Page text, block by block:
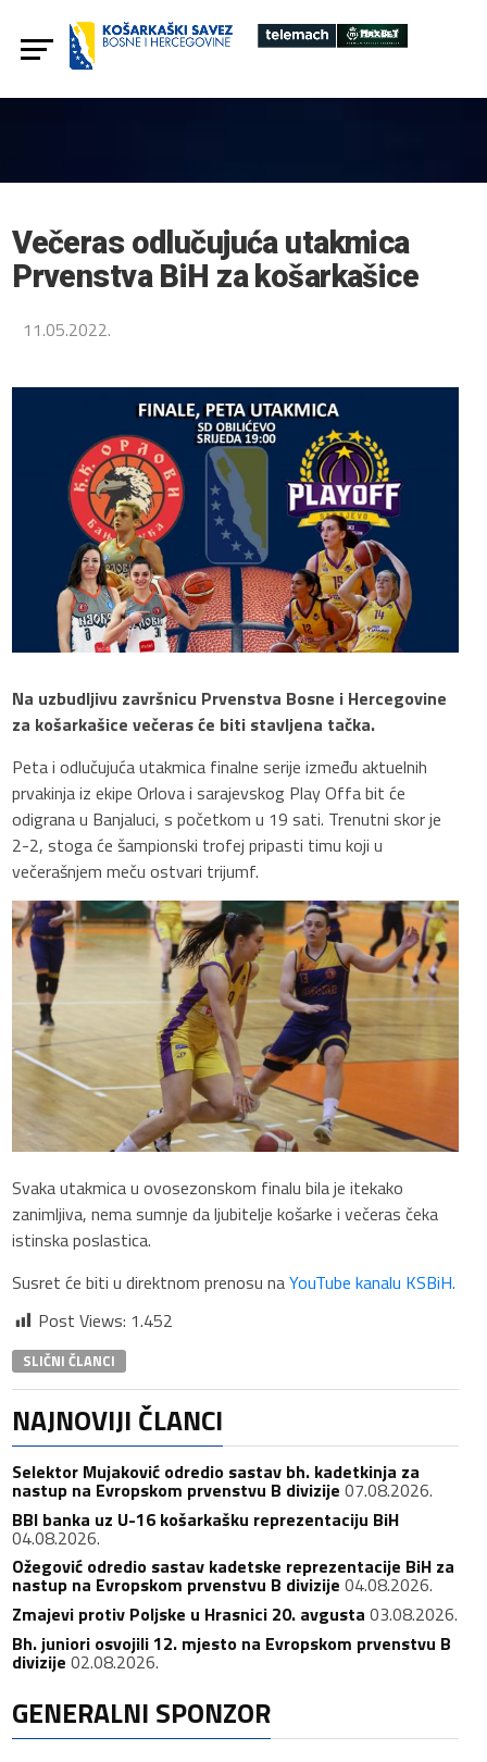
Večeras odlučujuća utakmica
Prvenstva BiH za košarkašice
11.05.2022.
Na uzbudljivu završnicu Prvenstva Bosne i Hercegovine
za košarkašice večeras će biti stavljena tačka.
Peta i odlučujuća utakmica finalne serije između aktuelnih
prvakinja iz ekipe Orlova i sarajevskog Play Offa bit će
odigrana u Banjaluci, s početkom u 19 sati. Trenutni skor je
2-2, stoga će šampionski trofej pripasti timu koji u
večerašnjem meču ostvari trijumf.
Svaka utakmica u ovosezonskom finalu bila je itekako
zanimljiva, nema sumnje da ljubitelje košarke i večeras čeka
istinska poslastica.
Susret će biti u direktnom prenosu naYouTube kanalu KSBiH.
Post Views: 1.452
SLIČNI ČLANCI
NAJNOVIJI ČLANCI
Selektor Mujaković odredio sastav bh. kadetkinja za
nastup na Evropskom prvenstvu B divizije 07.08.2026.
BBI banka uz U-16 košarkašku reprezentaciju BiH
04.08.2026.
Ožegović odredio sastav kadetske reprezentacije BiH za
nastup na Evropskom prvenstvu B divizije 04.08.2026.
Zmajevi protiv Poljske u Hrasnici 20. avgusta 03.08.2026.
Bh. juniori osvojili 12. mjesto na Evropskom prvenstvu B
divizije 02.08.2026.
GENERALNI SPONZOR